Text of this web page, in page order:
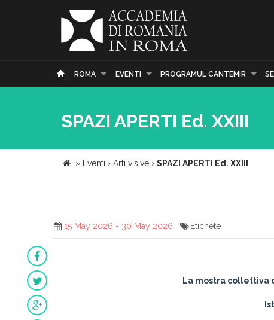
ROMA EVENTI PROGRAMUL CANTEMIR
SPAZI APERTI Ed. XXIII
» Eventi › Arti visive › SPAZI APERTI Ed. XXIII
15 May 2026 - 30 May 2026 Etichete
La mostra